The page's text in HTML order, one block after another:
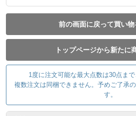
前の画面に戻って買い物
トップページから新たに
1度に注文可能な最大点数は30点まで
複数注文は同梱できません。予めご了承
す。